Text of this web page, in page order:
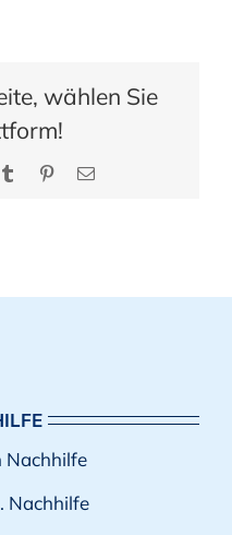
wählen Sie
Tumblr Pinterest
E-
Nachhilfe
Nachhilfe